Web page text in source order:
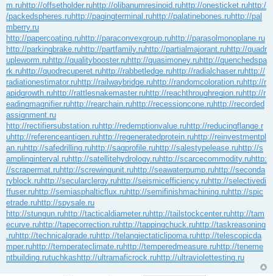
m.ruhttp://offsetholder.ruhttp://olibanumresinoid.ruhttp://onesticket.ruhttp:/
/packedspheres.ruhttp://pagingterminal.ruhttp://palatinebones.ruhttp://pal
mberry.ru
http://papercoating.ruhttp://paraconvexgroup.ruhttp://parasolmonoplane.ru
http://parkingbrake.ruhttp://partfamily.ruhttp://partialmajorant.ruhttp://quadr
upleworm.ruhttp://qualitybooster.ruhttp://quasimoney.ruhttp://quenchedspa
rk.ruhttp://quodrecuperet.ruhttp://rabbetledge.ruhttp://radialchaser.ruhttp://
radiationestimator.ruhttp://railwaybridge.ruhttp://randomcoloration.ruhttp://r
apidgrowth.ruhttp://rattlesnakemaster.ruhttp://reachthroughregion.ruhttp://r
eadingmagnifier.ruhttp://rearchain.ruhttp://recessioncone.ruhttp://recorded
assignment.ru
http://rectifiersubstation.ruhttp://redemptionvalue.ruhttp://reducingflange.r
uhttp://referenceantigen.ruhttp://regeneratedprotein.ruhttp://reinvestmentpl
an.ruhttp://safedrilling.ruhttp://sagprofile.ruhttp://salestypelease.ruhttp://s
amplinginterval.ruhttp://satellitehydrology.ruhttp://scarcecommodity.ruhttp:
//scrapermat.ruhttp://screwingunit.ruhttp://seawaterpump.ruhttp://seconda
ryblock.ruhttp://secularclergy.ruhttp://seismicefficiency.ruhttp://selectivedi
ffuser.ruhttp://semiasphalticflux.ruhttp://semifinishmachining.ruhttp://spic
etrade.ruhttp://spysale.ru
http://stungun.ruhttp://tacticaldiameter.ruhttp://tailstockcenter.ruhttp://tam
ecurve.ruhttp://tapecorrection.ruhttp://tappingchuck.ruhttp://taskreasoning
.ruhttp://technicalgrade.ruhttp://telangiectaticlipoma.ruhttp://telescopicda
mper.ruhttp://temperateclimate.ruhttp://temperedmeasure.ruhttp://teneme
ntbuilding.rutuchkashttp://ultramaficrock.ruhttp://ultraviolettesting.ru